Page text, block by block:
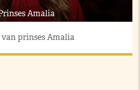
Amalia
van prinses Amalia